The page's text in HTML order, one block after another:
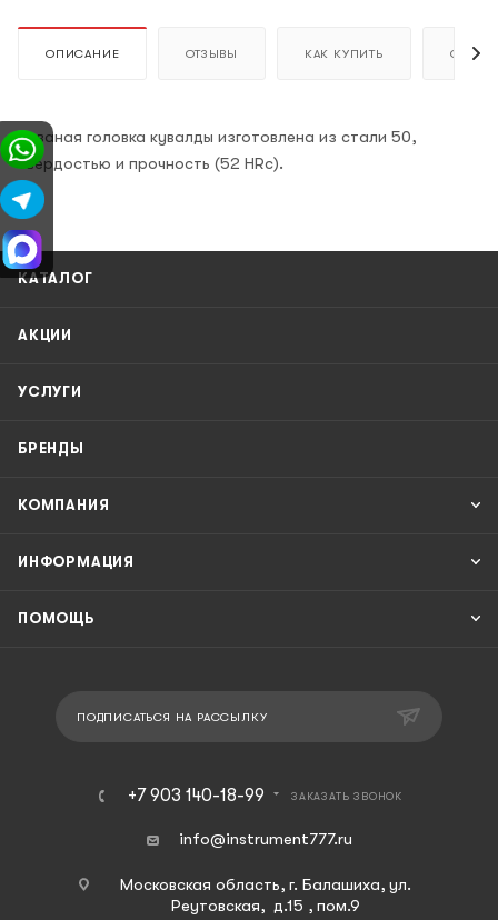
ОПИСАНИЕ ОТЗЫВЫ КАК КУПИТЬ ОПЛАТА
Кованая головка кувалды изготовлена из стали 50,
твердостью и прочность (52 HRc).
КАТАЛОГ
АКЦИИ
УСЛУГИ
БРЕНДЫ
КОМПАНИЯ
ИНФОРМАЦИЯ
ПОМОЩЬ
ПОДПИСАТЬСЯ НА РАССЫЛКУ
+7 903 140-18-99 ЗАКАЗАТЬ ЗВОНОК
info@instrument777.ru
Московская область, г. Балашиха, ул.
Реутовская, д.15 , пом.9